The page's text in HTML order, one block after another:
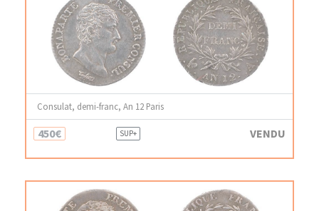
Consulat, demi-franc, An 12 Paris
450€ SUP+ VENDU